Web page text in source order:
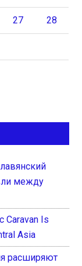
27 28
между
Caravan Is
Asia
расширяют